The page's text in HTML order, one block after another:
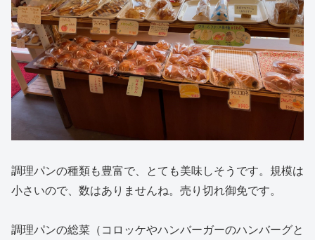
調理パンの種類も豊富で、とても美味しそうです。規模は
小さいので、数はありませんね。売り切れ御免です。
調理パンの総菜（コロッケやハンバーガーのハンバーグと